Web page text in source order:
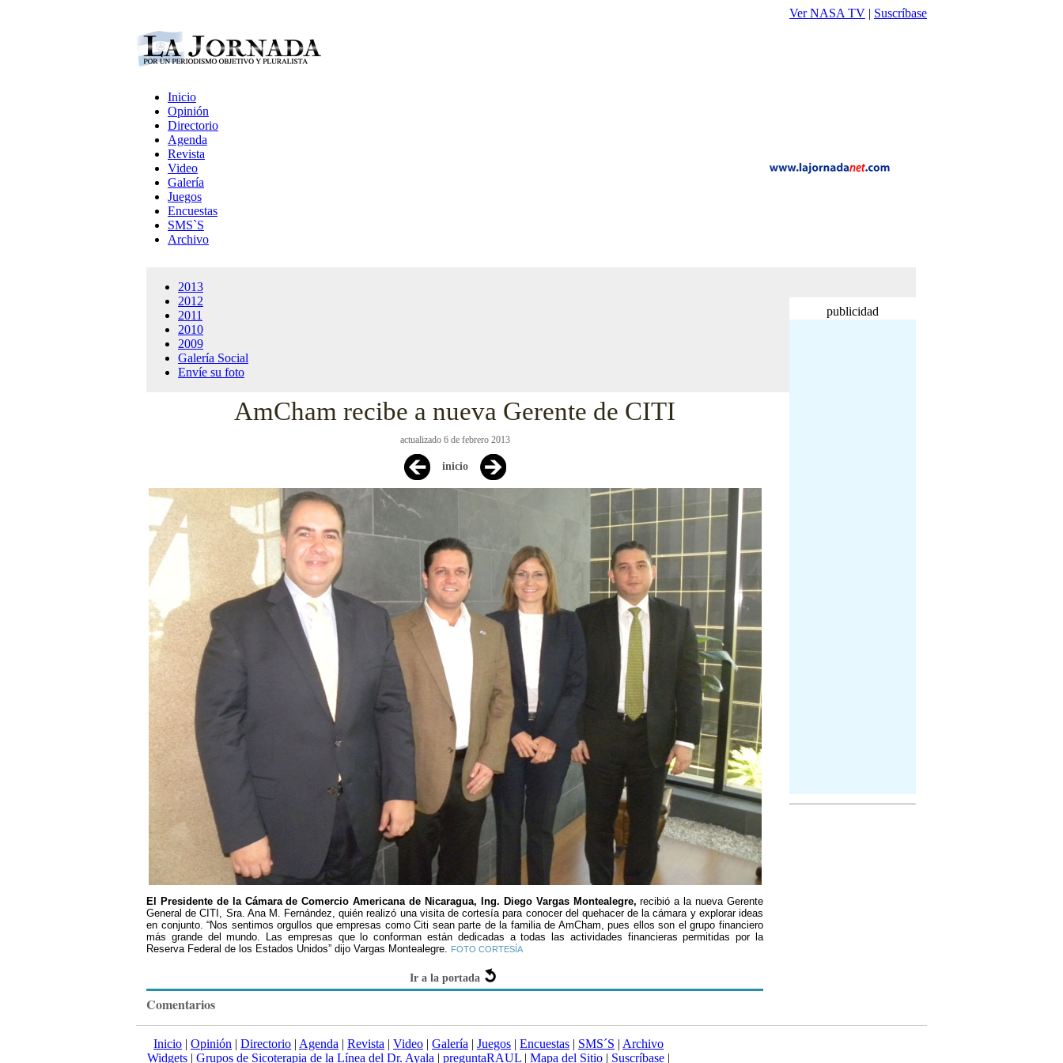
Ver NASA TV | Suscríbase
Inicio
Opinión
Directorio
Agenda
Revista
Video
Galería
Juegos
Encuestas
SMS`S
Archivo
publicidad
2013
2012
2011
2010
2009
Galería Social
Envíe su foto
AmCham recibe a nueva Gerente de CITI
actualizado 6 de febrero 2013
inicio
El Presidente de la Cámara de Comercio Americana de Nicaragua, Ing. Diego Vargas Montealegre, recibió a la nueva Gerente
General de CITI, Sra. Ana M. Fernández, quién realizó una visita de cortesía para conocer del quehacer de la cámara y explorar ideas
en conjunto. “Nos sentimos orgullos que empresas como Citi sean parte de la familia de AmCham, pues ellos son el grupo financiero
más grande del mundo. Las empresas que lo conforman están dedicadas a todas las actividades financieras permitidas por la
Reserva Federal de los Estados Unidos” dijo Vargas Montealegre. FOTO CORTESÍA
Ir a la portada
Comentarios
Inicio | Opinión | Directorio | Agenda | Revista | Video | Galería | Juegos | Encuestas | SMS´S | Archivo
Widgets | Grupos de Sicoterapia de la Línea del Dr. Ayala | preguntaRAUL | Mapa del Sitio | Suscríbase |